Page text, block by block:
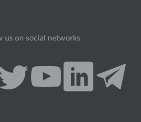
us on social networks